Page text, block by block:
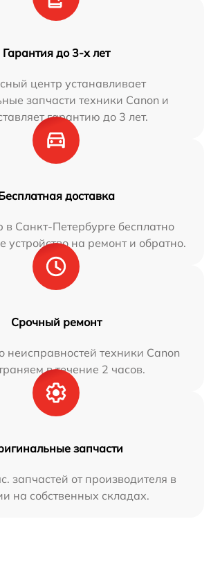
Гарантия до 3-х лет
центр устанавливает
запчасти техники Canon и
гарантию до 3 лет.
доставка
Санкт-Петербурге бесплатно
устройство на ремонт и обратно.
Срочный ремонт
неисправностей техники Canon
в течение 2 часов.
запчасти
запчастей от производителя в
на собственных складах.